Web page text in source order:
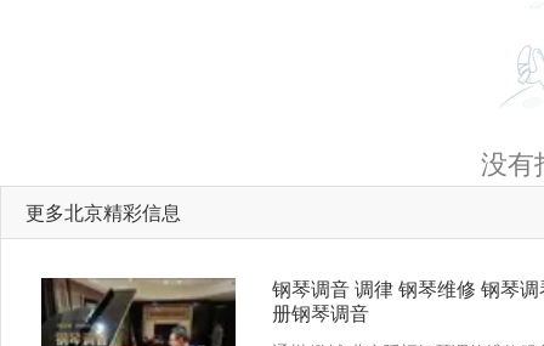
没有
更多北京精彩信息
钢琴调音 调律 钢琴维修 钢琴调
册钢琴调音